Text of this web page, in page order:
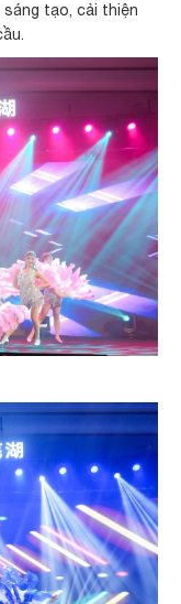
tạo, cải thiện